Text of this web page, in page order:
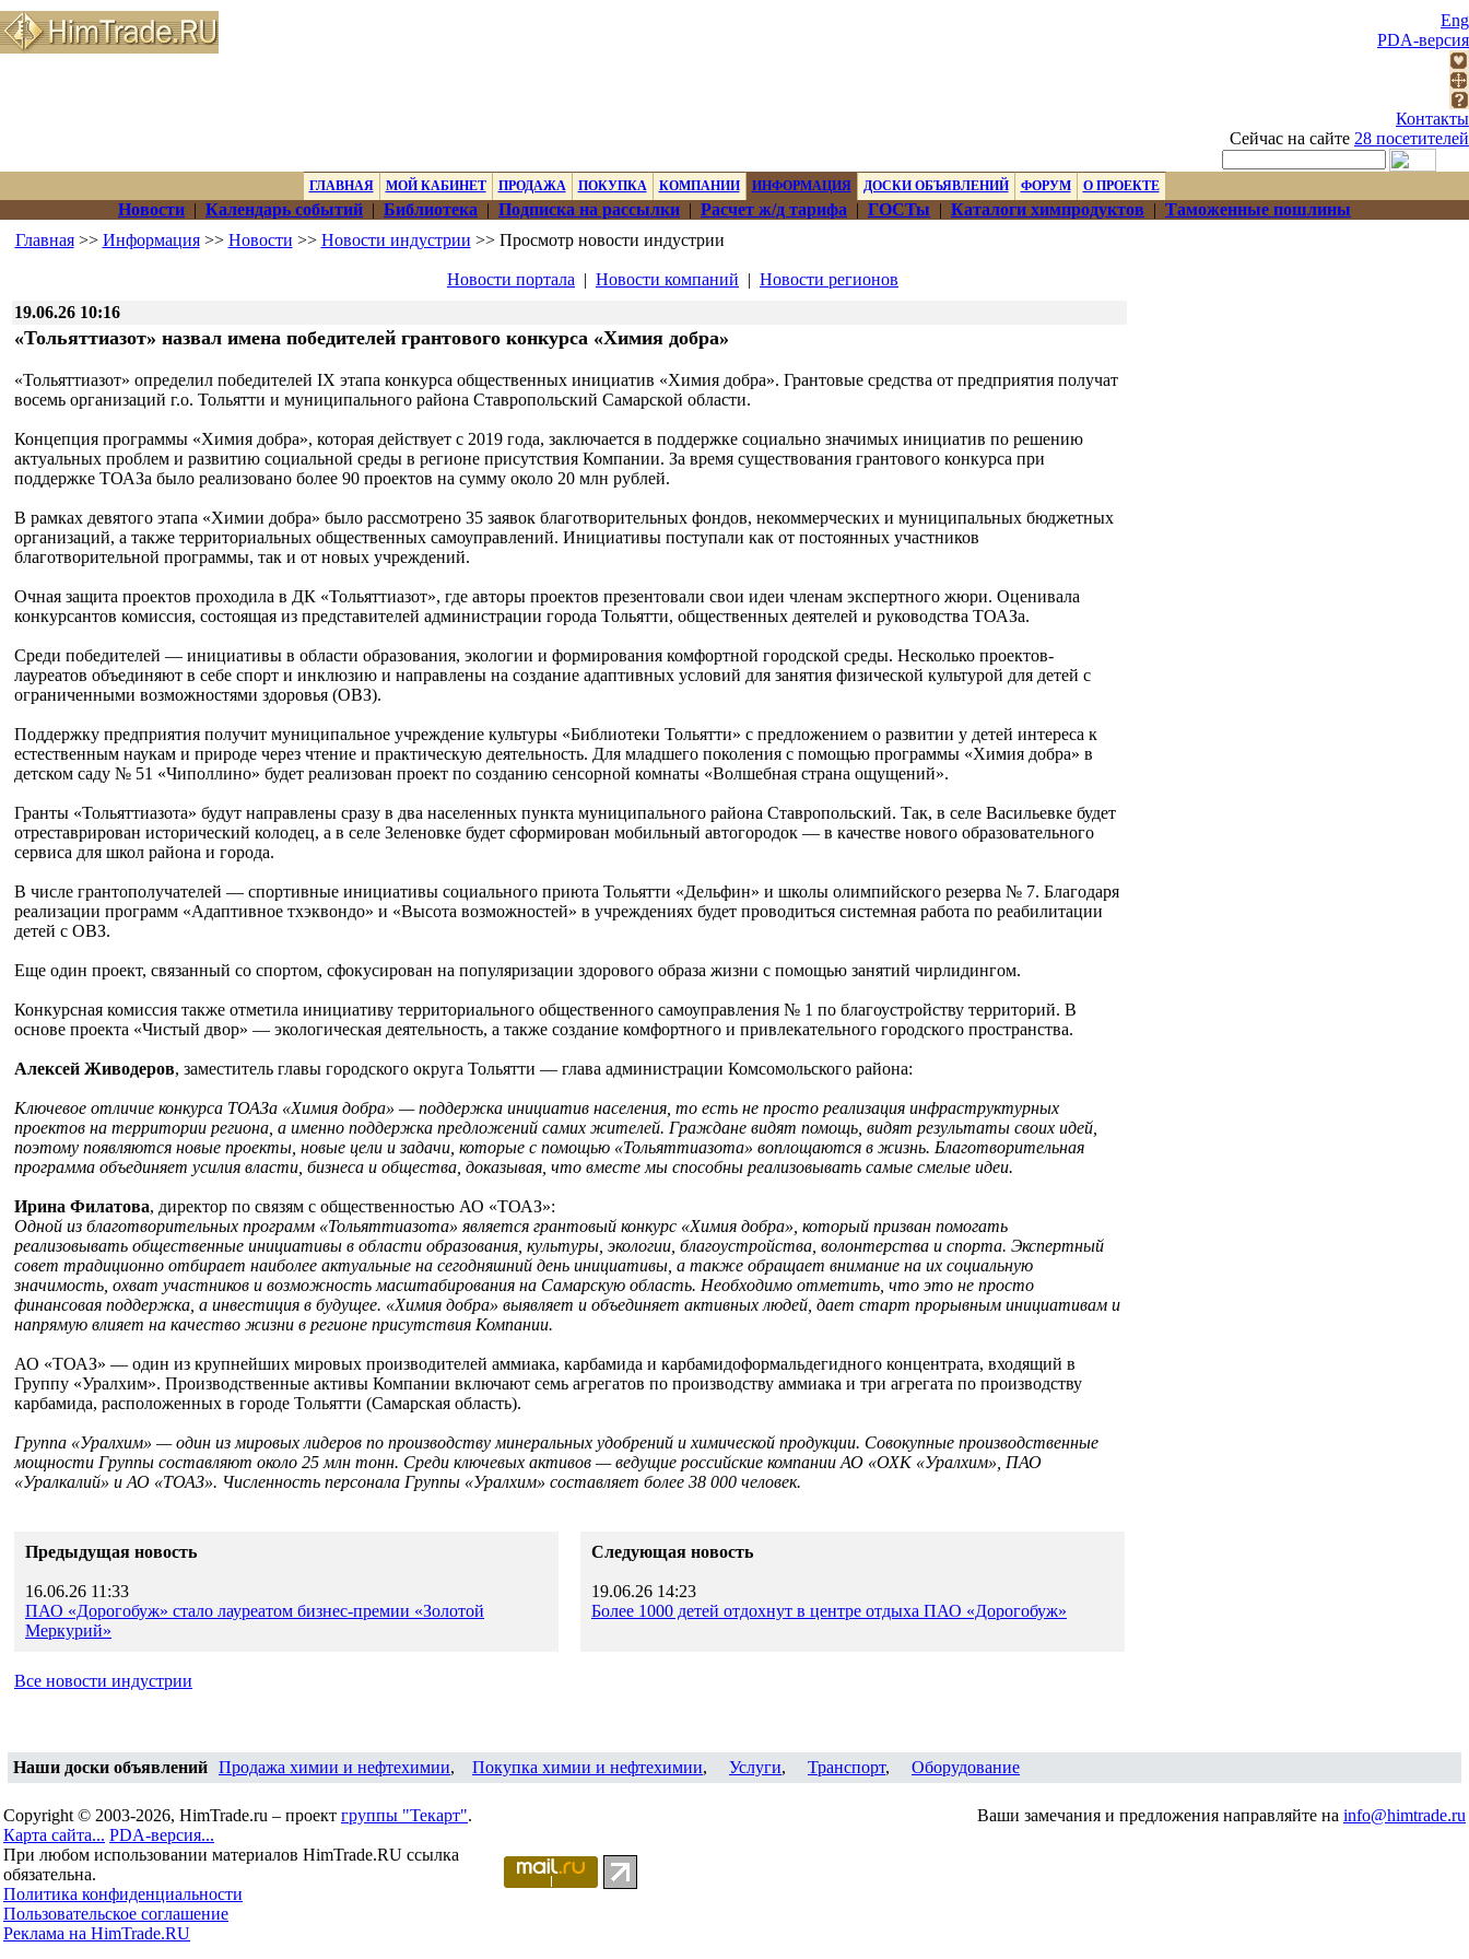
Eng
PDA-версия
Контакты
Сейчас на сайте 28 посетителей
ГЛАВНАЯ МОЙ КАБИНЕТ ПРОДАЖА ПОКУПКА КОМПАНИИ ИНФОРМАЦИЯ ДОСКИ ОБЪЯВЛЕНИЙ ФОРУМ О ПРОЕКТЕ
Новости | Календарь событий | Библиотека | Подписка на рассылки | Расчет ж/д тарифа | ГОСТы | Каталоги химпродуктов | Таможенные пошлины
Главная>> Информация>> Новости >> Новости индустрии >> Просмотр новости индустрии
Новости портала | Новости компаний | Новости регионов
19.06.26 10:16
«Тольяттиазот» назвал имена победителей грантового конкурса «Химия добра»
«Тольяттиазот» определил победителей IX этапа конкурса общественных инициатив «Химия добра». Грантовые средства от предприятия получат
восемь организаций г.о. Тольятти и муниципального района Ставропольский Самарской области.
Концепция программы «Химия добра», которая действует с 2019 года, заключается в поддержке социально значимых инициатив по решению
актуальных проблем и развитию социальной среды в регионе присутствия Компании. За время существования грантового конкурса при
поддержке ТОАЗа было реализовано более 90 проектов на сумму около 20 млн рублей.
В рамках девятого этапа «Химии добра» было рассмотрено 35 заявок благотворительных фондов, некоммерческих и муниципальных бюджетных
организаций, а также территориальных общественных самоуправлений. Инициативы поступали как от постоянных участников
благотворительной программы, так и от новых учреждений.
Очная защита проектов проходила в ДК «Тольяттиазот», где авторы проектов презентовали свои идеи членам экспертного жюри. Оценивала
конкурсантов комиссия, состоящая из представителей администрации города Тольятти, общественных деятелей и руководства ТОАЗа.
Среди победителей — инициативы в области образования, экологии и формирования комфортной городской среды. Несколько проектов-
лауреатов объединяют в себе спорт и инклюзию и направлены на создание адаптивных условий для занятия физической культурой для детей с
ограниченными возможностями здоровья (ОВЗ).
Поддержку предприятия получит муниципальное учреждение культуры «Библиотеки Тольятти» с предложением о развитии у детей интереса к
естественным наукам и природе через чтение и практическую деятельность. Для младшего поколения с помощью программы «Химия добра» в
детском саду № 51 «Чиполлино» будет реализован проект по созданию сенсорной комнаты «Волшебная страна ощущений».
Гранты «Тольяттиазота» будут направлены сразу в два населенных пункта муниципального района Ставропольский. Так, в селе Васильевке будет
отреставрирован исторический колодец, а в селе Зеленовке будет сформирован мобильный автогородок — в качестве нового образовательного
сервиса для школ района и города.
В числе грантополучателей — спортивные инициативы социального приюта Тольятти «Дельфин» и школы олимпийского резерва № 7. Благодаря
реализации программ «Адаптивное тхэквондо» и «Высота возможностей» в учреждениях будет проводиться системная работа по реабилитации
детей с ОВЗ.
Еще один проект, связанный со спортом, сфокусирован на популяризации здорового образа жизни с помощью занятий чирлидингом.
Конкурсная комиссия также отметила инициативу территориального общественного самоуправления № 1 по благоустройству территорий. В
основе проекта «Чистый двор» — экологическая деятельность, а также создание комфортного и привлекательного городского пространства.
Алексей Живодеров, заместитель главы городского округа Тольятти — глава администрации Комсомольского района:
Ключевое отличие конкурса ТОАЗа «Химия добра» — поддержка инициатив населения, то есть не просто реализация инфраструктурных
проектов на территории региона, а именно поддержка предложений самих жителей. Граждане видят помощь, видят результаты своих идей,
поэтому появляются новые проекты, новые цели и задачи, которые с помощью «Тольяттиазота» воплощаются в жизнь. Благотворительная
программа объединяет усилия власти, бизнеса и общества, доказывая, что вместе мы способны реализовывать самые смелые идеи.
Ирина Филатова, директор по связям с общественностью АО «ТОАЗ»:
Одной из благотворительных программ «Тольяттиазота» является грантовый конкурс «Химия добра», который призван помогать
реализовывать общественные инициативы в области образования, культуры, экологии, благоустройства, волонтерства и спорта. Экспертный
совет традиционно отбирает наиболее актуальные на сегодняшний день инициативы, а также обращает внимание на их социальную
значимость, охват участников и возможность масштабирования на Самарскую область. Необходимо отметить, что это не просто
финансовая поддержка, а инвестиция в будущее. «Химия добра» выявляет и объединяет активных людей, дает старт прорывным инициативам и
напрямую влияет на качество жизни в регионе присутствия Компании.
АО «ТОАЗ» — один из крупнейших мировых производителей аммиака, карбамида и карбамидоформальдегидного концентрата, входящий в
Группу «Уралхим». Производственные активы Компании включают семь агрегатов по производству аммиака и три агрегата по производству
карбамида, расположенных в городе Тольятти (Самарская область).
Группа «Уралхим» — один из мировых лидеров по производству минеральных удобрений и химической продукции. Совокупные производственные
мощности Группы составляют около 25 млн тонн. Среди ключевых активов — ведущие российские компании АО «ОХК «Уралхим», ПАО
«Уралкалий» и АО «ТОАЗ». Численность персонала Группы «Уралхим» составляет более 38 000 человек.
Предыдущая новость
16.06.26 11:33
ПАО «Дорогобуж» стало лауреатом бизнес-премии «Золотой
Меркурий»
Следующая новость
19.06.26 14:23
Более 1000 детей отдохнут в центре отдыха ПАО «Дорогобуж»
Все новости индустрии
Наши доски объявлений Продажа химии и нефтехимии, Покупка химии и нефтехимии, Услуги, Транспорт, Оборудование
Copyright © 2003-2026, HimTrade.ru – проект группы "Текарт".
Карта сайта... PDA-версия...
При любом использовании материалов HimTrade.RU ссылка
обязательна.
Политика конфиденциальности
Пользовательское соглашение
Реклама на HimTrade.RU
Ваши замечания и предложения направляйте на info@himtrade.ru